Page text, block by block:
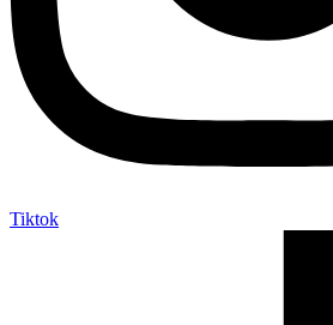
Tiktok